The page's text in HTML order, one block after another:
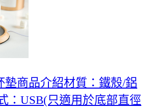
墊商品介紹材質：鐵殼/鋁
：USB(只適用於底部直徑